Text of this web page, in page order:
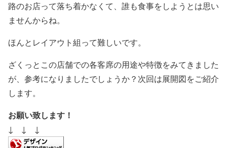
路のお店って落ち着かなくて、誰も食事をしようとは思い
ませんからね。
ほんとレイアウト組って難しいです。
ざくっとこの店舗での各客席の用途や特徴をみてきました
が、参考になりましたでしょうか？次回は展開図をご紹介
します。
お願い致します！
↓ ↓ ↓